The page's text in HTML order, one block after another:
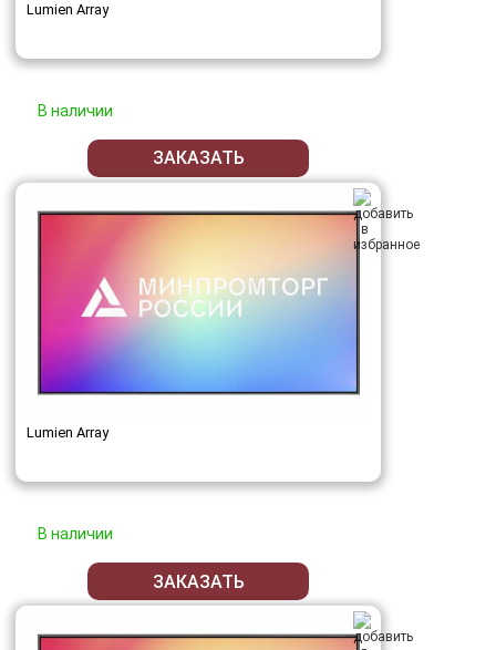
Lumien Array
В наличии
ЗАКАЗАТЬ
Lumien Array
В наличии
ЗАКАЗАТЬ